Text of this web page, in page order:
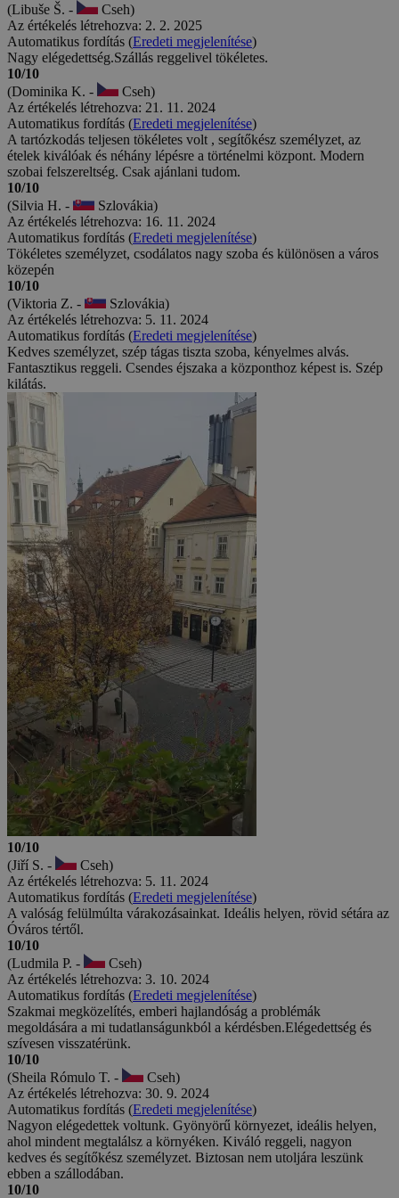
(Libuše Š. -
Cseh)
Az értékelés létrehozva: 2. 2. 2025
Automatikus fordítás (Eredeti megjelenítése)
Nagy elégedettség.Szállás reggelivel tökéletes.
10/10
(Dominika K. -
Cseh)
Az értékelés létrehozva: 21. 11. 2024
Automatikus fordítás (Eredeti megjelenítése)
A tartózkodás teljesen tökéletes volt , segítőkész személyzet, az
ételek kiválóak és néhány lépésre a történelmi központ. Modern
szobai felszereltség. Csak ajánlani tudom.
10/10
(Silvia H. -
Szlovákia)
Az értékelés létrehozva: 16. 11. 2024
Automatikus fordítás (Eredeti megjelenítése)
Tökéletes személyzet, csodálatos nagy szoba és különösen a város
közepén
10/10
(Viktoria Z. -
Szlovákia)
Az értékelés létrehozva: 5. 11. 2024
Automatikus fordítás (Eredeti megjelenítése)
Kedves személyzet, szép tágas tiszta szoba, kényelmes alvás.
Fantasztikus reggeli. Csendes éjszaka a központhoz képest is. Szép
kilátás.
10/10
(Jiří S. -
Cseh)
Az értékelés létrehozva: 5. 11. 2024
Automatikus fordítás (Eredeti megjelenítése)
A valóság felülmúlta várakozásainkat. Ideális helyen, rövid sétára az
Óváros tértől.
10/10
(Ludmila P. -
Cseh)
Az értékelés létrehozva: 3. 10. 2024
Automatikus fordítás (Eredeti megjelenítése)
Szakmai megközelítés, emberi hajlandóság a problémák
megoldására a mi tudatlanságunkból a kérdésben.Elégedettség és
szívesen visszatérünk.
10/10
(Sheila Rómulo T. -
Cseh)
Az értékelés létrehozva: 30. 9. 2024
Automatikus fordítás (Eredeti megjelenítése)
Nagyon elégedettek voltunk. Gyönyörű környezet, ideális helyen,
ahol mindent megtalálsz a környéken. Kiváló reggeli, nagyon
kedves és segítőkész személyzet. Biztosan nem utoljára leszünk
ebben a szállodában.
10/10